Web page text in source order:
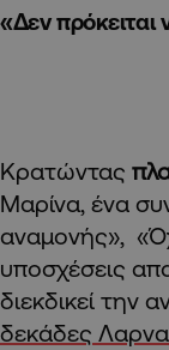
«Δεν
Κρατώντας
Μαρίνα, ένα
αναμονής»,
υποσχέσεις
διεκδικεί την
δεκάδες